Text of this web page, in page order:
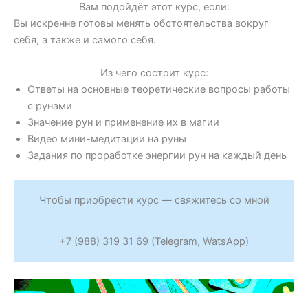
Вам подойдёт этот курс, если:
Вы искренне готовы менять обстоятельства вокруг
себя, а также и самого себя.
Из чего состоит курс:
Ответы на основные теоретические вопросы работы
с рунами
Значение рун и применение их в магии
Видео мини-медитации на руны
Задания по проработке энергии рун на каждый день
Чтобы приобрести курс — свяжитесь со мной
+7 (988) 319 31 69 (Telegram, WatsApp)